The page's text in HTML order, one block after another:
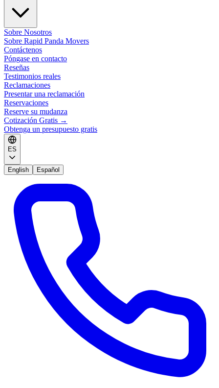
Sobre Nosotros
Sobre Rapid Panda Movers
Contáctenos
Póngase en contacto
Reseñas
Testimonios reales
Reclamaciones
Presentar una reclamación
Reservaciones
Reserve su mudanza
Cotización Gratis →
Obtenga un presupuesto gratis
ES
English Español